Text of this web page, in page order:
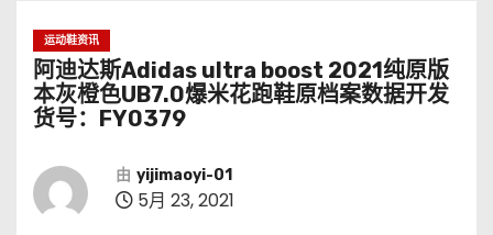
运动鞋资讯
阿迪达斯Adidas ultra boost 2021纯原版
本灰橙色UB7.0爆米花跑鞋原档案数据开发
货号：FY0379
由 yijimaoyi-01
5月 23, 2021